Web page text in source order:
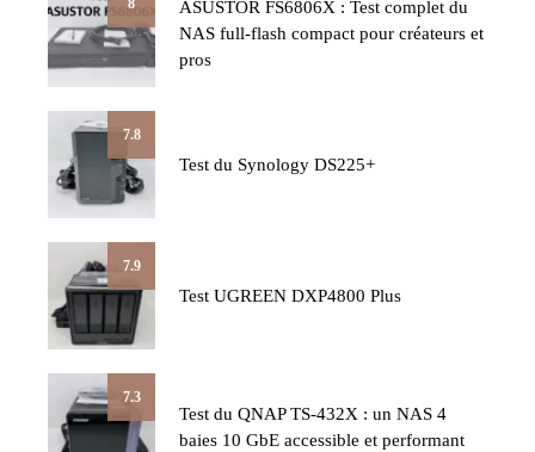
8
ASUSTOR FS6806X : Test complet du
NAS full-flash compact pour créateurs et
pros
7.8
Test du Synology DS225+
7.9
Test UGREEN DXP4800 Plus
7.3
Test du QNAP TS-432X : un NAS 4
baies 10 GbE accessible et performant